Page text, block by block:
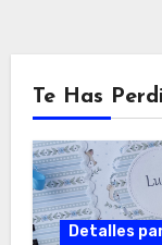
Te Has
Detalles